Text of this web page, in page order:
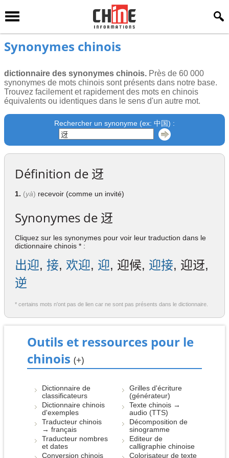
Synonymes chinois
dictionnaire des synonymes chinois. Près de 60 000
synonymes de mots chinois sont présents dans notre base.
Trouvez facilement et rapidement des mots en chinois
équivalents ou identiques dans le sens d'un autre mot.
Rechercher un synonyme (ex: 中国) :
Définition de 迓
1. (yà) recevoir (comme un invité)
Synonymes de 迓
Cliquez sur les synonymes pour voir leur traduction dans le
dictionnaire chinois * :
出迎, 接, 欢迎, 迎, 迎候, 迎接, 迎迓,
逆
* certains mots n'ont pas de lien car ne sont pas présents dans le dictionnaire.
Outils et ressources pour le
chinois (+)
Dictionnaire de
classificateurs
Dictionnaire chinois
d'exemples
Traducteur chinois
→ français
Traducteur nombres
et dates
Conversion chinois
Grilles d'écriture
(générateur)
Texte chinois →
audio (TTS)
Décomposition de
sinogramme
Editeur de
calligraphie chinoise
Colorisateur de texte